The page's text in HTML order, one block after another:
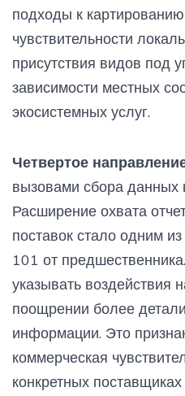
подходы к
чувствительности
присутствия видов под
зависимости местных
экосистемных услуг.
Четвертое
вызовами сбора данных
Расширение охвата
поставок стало одним
101 от
указывать воздействия
поощрении более
информации. Это
коммерческая
конкретных